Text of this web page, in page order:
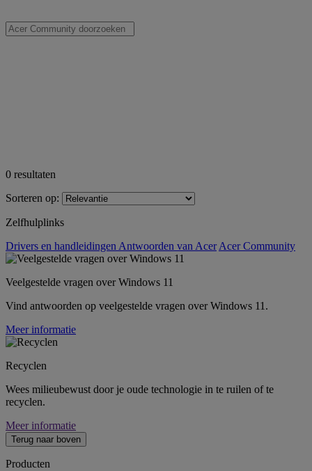
0 resultaten
Sorteren op:
Zelfhulplinks
Drivers en handleidingen Antwoorden van Acer Acer Community
Veelgestelde vragen over Windows 11
Vind antwoorden op veelgestelde vragen over Windows 11.
Meer informatie
Recyclen
Wees milieubewust door je oude technologie in te ruilen of te
recyclen.
Meer informatie
Terug naar boven
Producten